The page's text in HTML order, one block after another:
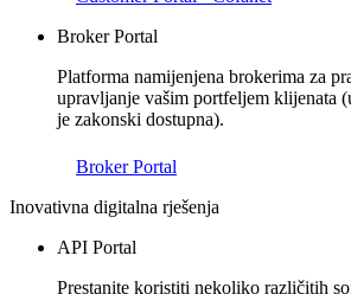
Broker Portal
Platforma namijenjena brokerima za
upravljanje vašim portfeljem klijenata
je zakonski dostupna).
Broker Portal
Inovativna digitalna rješenja
API Portal
Prestanite koristiti nekoliko različitih